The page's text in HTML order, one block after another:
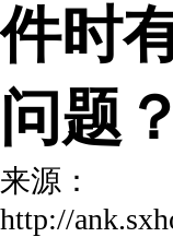
件时
问题？
来源：
http://